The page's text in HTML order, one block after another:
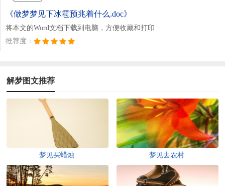
《做梦梦见下冰雹预兆着什么.doc》
将本文的Word文档下载到电脑，方便收藏和打印
推荐度：
解梦图文推荐
梦见买蜡烛 梦见去农村